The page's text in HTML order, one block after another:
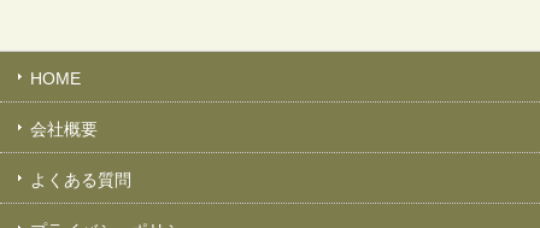
HOME
会社概要
よくある質問